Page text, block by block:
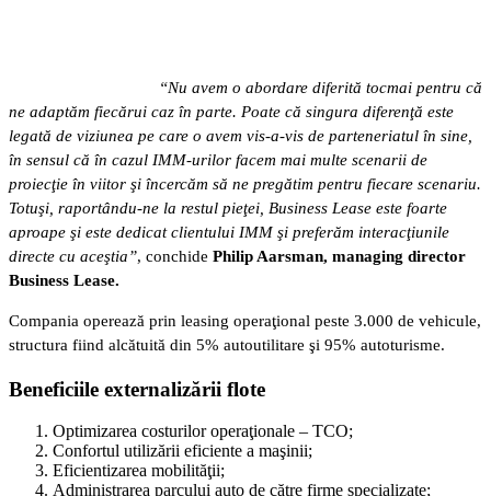
“Nu avem o abordare diferită tocmai pentru că
ne adaptăm fiecărui caz în parte. Poate că singura diferenţă este
legată de viziunea pe care o avem vis-a-vis de parteneriatul în sine,
în sensul că în cazul IMM-urilor facem mai multe scenarii de
proiecţie în viitor şi încercăm să ne pregătim pentru fiecare scenariu.
Totuşi, raportându-ne la restul pieţei, Business Lease este foarte
aproape şi este dedicat clientului IMM şi preferăm interacţiunile
directe cu aceştia”, conchide Philip Aarsman, managing director
Business Lease.
Compania operează prin leasing operaţional peste 3.000 de vehicule,
structura fiind alcătuită din 5% autoutilitare şi 95% autoturisme.
Beneficiile externalizării flote
Optimizarea costurilor operaţionale – TCO;
Confortul utilizării eficiente a maşinii;
Eficientizarea mobilităţii;
Administrarea parcului auto de către firme specializate;